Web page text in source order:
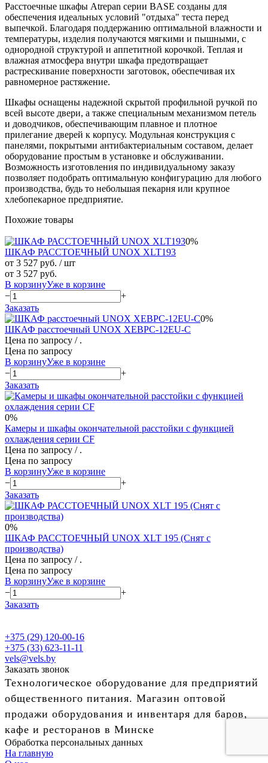
Расстоечные шкафы Atrepan серии BASE созданы для
обеспечения идеальных условий "отдыха" теста перед
выпечкой. Благодаря поддержанию оптимальной влажности и
температуры, изделия получаются мягкими и пышными, с
однородной структурой и аппетитной корочкой. Теплая и
влажная атмосфера внутри шкафа предотвращает
растрескивание поверхности заготовок, обеспечивая их
равномерное растяжение.
Шкафы оснащены надежной скрытой профильной ручкой по
всей высоте двери, а также специальным механизмом петель
и доводчиков, обеспечивающим плавное и плотное
прилегание дверей к корпусу. Модульная конструкция с
панелями, покрытыми антибактериальным составом, делает
оборудование простым в установке и обслуживании.
Возможность изготовления по индивидуальному заказу
позволяет подобрать оптимальную конфигурацию для любого
производства, будь то небольшая пекарня или крупное
хлебопекарное предприятие.
Похожие товары
0%
ШКАФ РАССТОЕЧНЫЙ UNOX XLT193
от 3 527 руб. / шт
от 3 527 руб.
В корзинуУже в корзине
−
+
Заказать
0%
ШКАФ расстоечный UNOX XEBPC-12EU-C
Цена по запросу / .
Цена по запросу
В корзинуУже в корзине
−
+
Заказать
0%
Камеры и шкафы окончательной расстойки c функцией
охлаждения серии CF
Цена по запросу / .
Цена по запросу
В корзинуУже в корзине
−
+
Заказать
0%
ШКАФ РАССТОЕЧНЫЙ UNOX XLT 195 (Снят с
производства)
Цена по запросу / .
Цена по запросу
В корзинуУже в корзине
−
+
Заказать
+375 (29) 120-00-16
+375 (33) 623-11-11
vels@vels.by
Заказать звонок
Технологическое оборудование для предприятий
общественного питания. Магазин оптовой
продажи оборудования и инвентаря для баров,
кафе и ресторанов в Минске
Обработка персональных данных
На главную